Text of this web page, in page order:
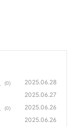
(0) 2025.06.28
2025.06.27
(0) 2025.06.26
2025.06.26